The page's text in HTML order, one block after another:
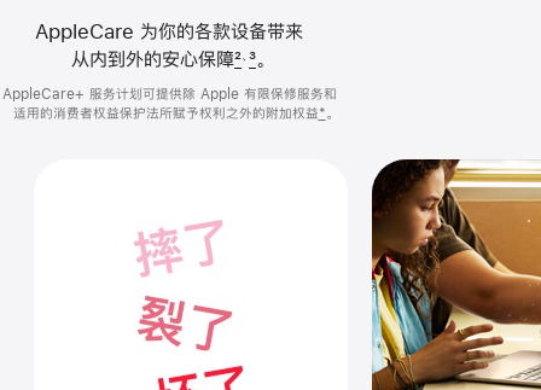
AppleCare 为你的各款设备带来
从内到外的安心保障2 3。
AppleCare+ 服务计划可提供除 Apple 有限保修服务和
适用的消费者权益保护法所赋予权利之外的 附加权益*。